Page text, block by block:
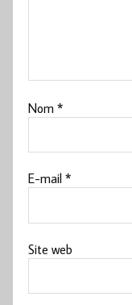
Nom*
E-mail*
Site web